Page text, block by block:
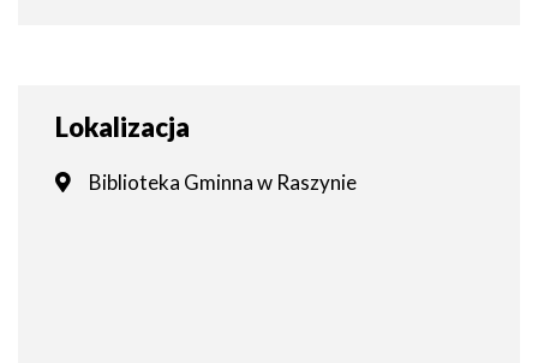
Lokalizacja
Biblioteka Gminna w Raszynie